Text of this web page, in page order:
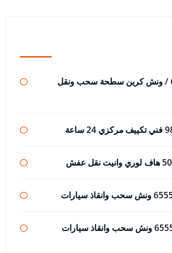
ونش ابو حليفة رقم / 65557275 / ونش كرين سطحة سحب ونقل